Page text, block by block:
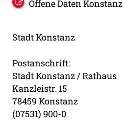
Offene Daten Konstanz
Stadt Konstanz
Postanschrift:
Stadt Konstanz / Rathaus
Kanzleistr. 15
78459 Konstanz
(07531) 900-0